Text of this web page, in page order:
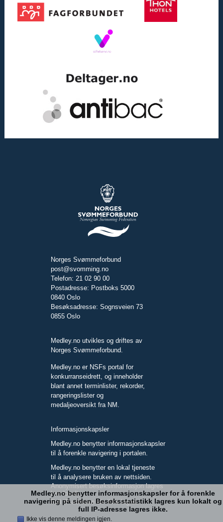
Norges Svømmeforbund
post@svomming.no
Telefon: 21 02 90 00
Postadresse: Postboks 5000
0840 Oslo
Besøksadresse: Sognsveien 73
0855 Oslo
Medley.no utvikles og driftes av
Norges Svømmeforbund.
Medley.no er NSFs portal for
konkurranseidrett, og inneholder
blant annet terminlister, rekorder,
rangeringslister og
medaljeoversikt fra NM.
Informasjonskapsler
Medley.no benytter informasjonskapsler
til å forenkle navigering i portalen.
Medley.no benytter en lokal tjeneste
til å analysere bruken av nettsiden.
Anonymisert besøksinformasjon lagres
kun lokalt.
Full IP-adresse blir ikke lagret.
Medley.no benytter informasjonskapsler for å forenkle
navigering på siden. Besøksstatistikk lagres kun lokalt og
full IP-adresse lagres ikke.
Ikke vis denne meldingen igjen.